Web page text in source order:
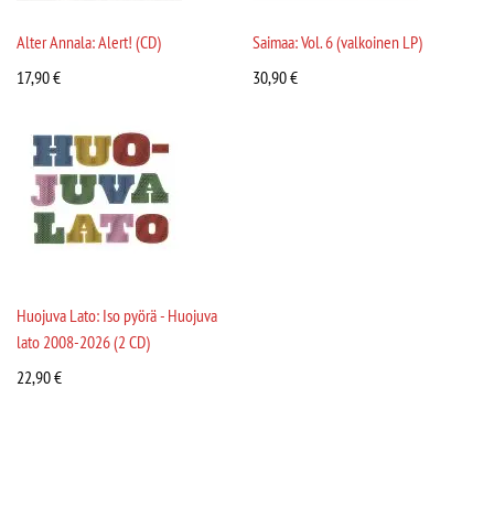
Alter Annala: Alert! (CD)
17,90€
Saimaa: Vol. 6 (valkoinen LP)
30,90€
Huojuva Lato: Iso pyörä - Huojuva
lato 2008-2026 (2 CD)
22,90€